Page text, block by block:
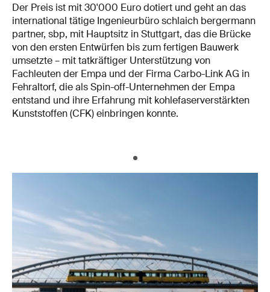
Der Preis ist mit 30'000 Euro dotiert und geht an das
international tätige Ingenieurbüro schlaich bergermann
partner, sbp, mit Hauptsitz in Stuttgart, das die Brücke
von den ersten Entwürfen bis zum fertigen Bauwerk
umsetzte – mit tatkräftiger Unterstützung von
Fachleuten der Empa und der Firma Carbo-Link AG in
Fehraltorf, die als Spin-off-Unternehmen der Empa
entstand und ihre Erfahrung mit kohlefaserverstärkten
Kunststoffen (CFK) einbringen konnte.